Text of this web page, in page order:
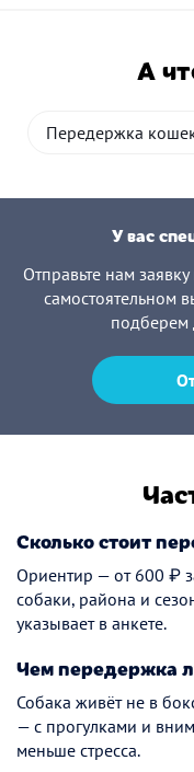
А
Передержка
У вас
Отправьте нам
самостоятельном
подберем
Сколько стоит
Ориентир — от 600 ₽
собаки, района и
указывает в анкете.
Чем передержка
Собака живёт не в
— с прогулками и
меньше стресса.